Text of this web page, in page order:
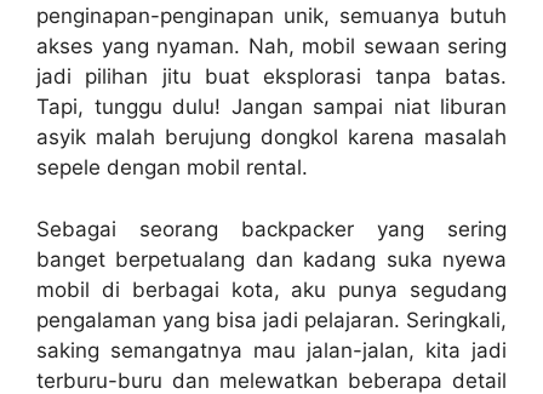
penginapan-penginapan unik, semuanya butuh
akses yang nyaman. Nah, mobil sewaan sering
jadi pilihan jitu buat eksplorasi tanpa batas.
Tapi, tunggu dulu! Jangan sampai niat liburan
asyik malah berujung dongkol karena masalah
sepele dengan mobil rental.
Sebagai seorang backpacker yang sering
banget berpetualang dan kadang suka nyewa
mobil di berbagai kota, aku punya segudang
pengalaman yang bisa jadi pelajaran. Seringkali,
saking semangatnya mau jalan-jalan, kita jadi
terburu-buru dan melewatkan beberapa detail